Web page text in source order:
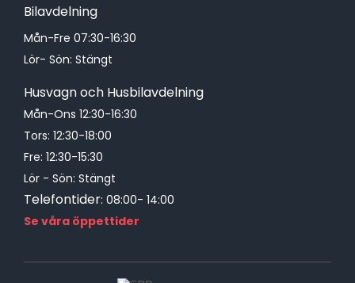
Bilavdelning
Mån-Fre 07:30-16:30
Lör- Sön: Stängt
Husvagn och Husbilavdelning
Mån-Ons 12:30-16:30
Tors: 12:30-18:00
Fre: 12:30-15:30
Lör - Sön: Stängt
Telefontider: 08:00- 14:00
Se våra öppettider